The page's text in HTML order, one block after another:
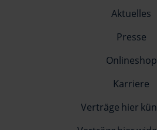
Aktuelles
Presse
Onlineshop
Karriere
Verträge hier